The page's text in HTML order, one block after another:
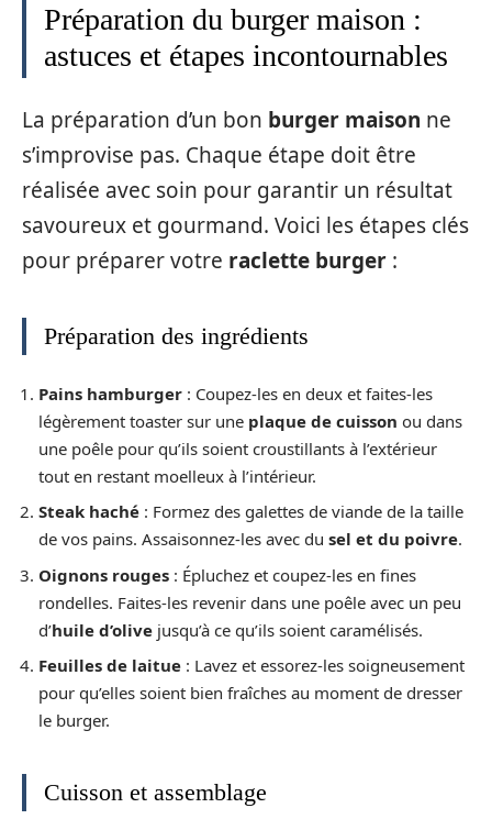
Préparation du burger maison :
astuces et étapes incontournables
La préparation d’un bon burger maison ne
s’improvise pas. Chaque étape doit être
réalisée avec soin pour garantir un résultat
savoureux et gourmand. Voici les étapes clés
pour préparer votre raclette burger :
Préparation des ingrédients
Pains hamburger : Coupez-les en deux et faites-les
légèrement toaster sur une plaque de cuisson ou dans
une poêle pour qu’ils soient croustillants à l’extérieur
tout en restant moelleux à l’intérieur.
Steak haché : Formez des galettes de viande de la taille
de vos pains. Assaisonnez-les avec du sel et du poivre.
Oignons rouges : Épluchez et coupez-les en fines
rondelles. Faites-les revenir dans une poêle avec un peu
d’huile d’olive jusqu’à ce qu’ils soient caramélisés.
Feuilles de laitue : Lavez et essorez-les soigneusement
pour qu’elles soient bien fraîches au moment de dresser
le burger.
Cuisson et assemblage